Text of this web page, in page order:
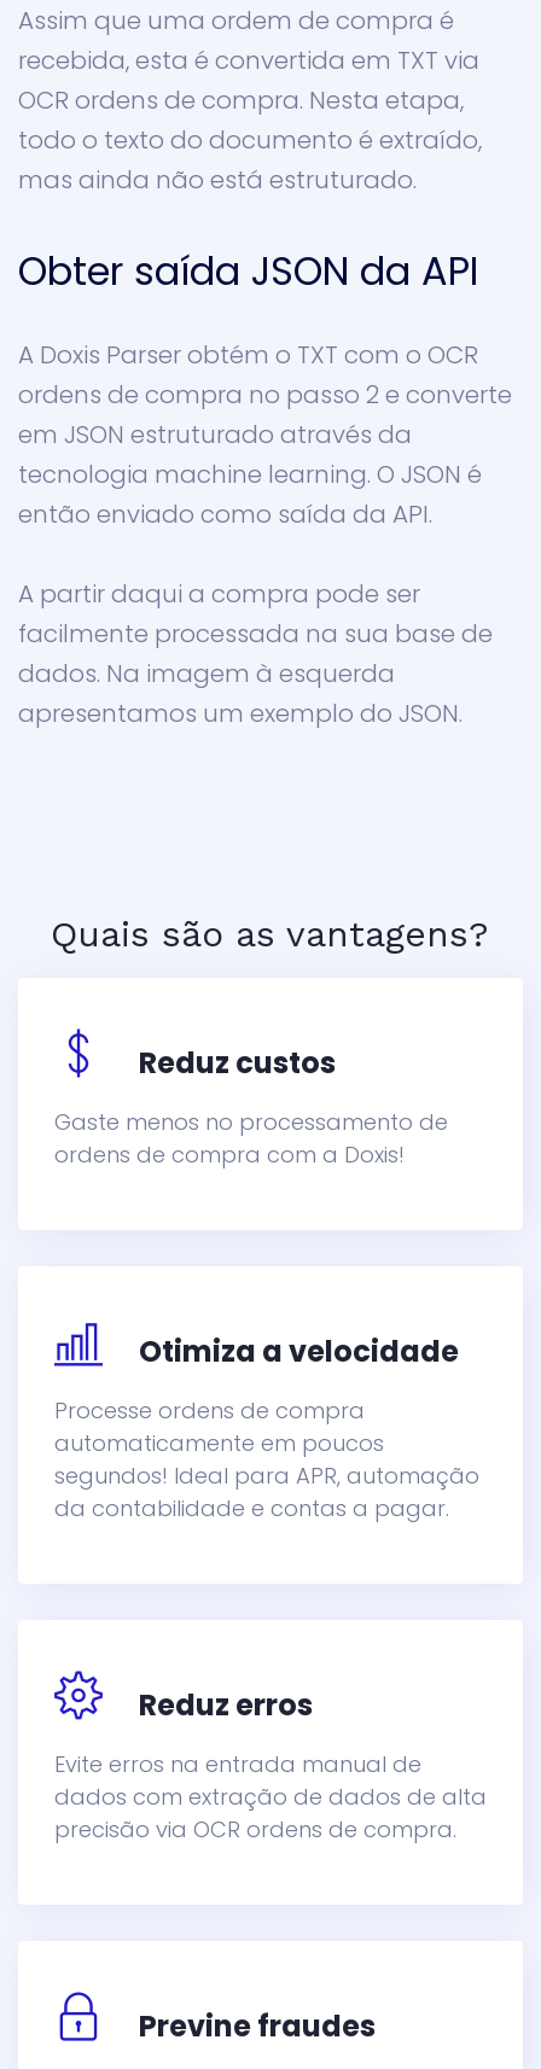
Assim que uma ordem de compra é
recebida, esta é convertida em TXT via
OCR ordens de compra. Nesta etapa,
todo o texto do documento é extraído,
mas ainda não está estruturado.
Obter saída JSON da API
A Doxis Parser obtém o TXT com o OCR
ordens de compra no passo 2 e converte
em JSON estruturado através da
tecnologia machine learning. O JSON é
então enviado como saída da API.
A partir daqui a compra pode ser
facilmente processada na sua base de
dados. Na imagem à esquerda
apresentamos um exemplo do JSON.
Quais são as vantagens?
Reduz custos
Gaste menos no processamento de
ordens de compra com a Doxis!
Otimiza a velocidade
Processe ordens de compra
automaticamente em poucos
segundos! Ideal para APR, automação
da contabilidade e contas a pagar.
Reduz erros
Evite erros na entrada manual de
dados com extração de dados de alta
precisão via OCR ordens de compra.
Previne fraudes